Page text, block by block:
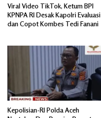
Viral Video TikTok, Ketum BPI
KPNPA RI Desak Kapolri Evaluasi
dan Copot Kombes Tedi Fanani
Kepolisian-RI Polda Aceh